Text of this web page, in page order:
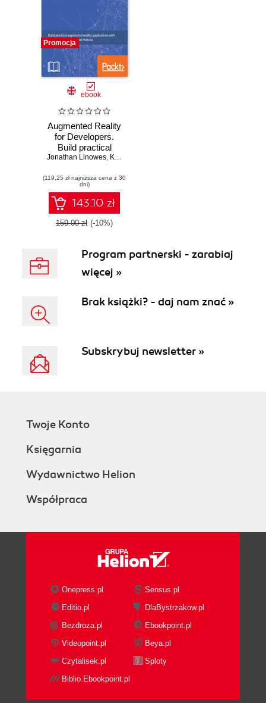
Promocja
ebook
Augmented Reality
for Developers.
Build practical
augmented reality
Unity, ARCore,
ARKit, and Vuforia
Jonathan Linowes, Krystian Babilinski
(119,25 zł najniższa cena z 30
dni)
143.10 zł
159.00 zł (-10%)
Program partnerski - zarabiaj
więcej »
Brak książki? - daj nam znać »
Subskrybuj newsletter »
Twoje Konto
Księgarnia
Wydawnictwo Helion
Współpraca
Onepress.pl
Sensus.pl
Editio.pl
DlaBystrzakow.pl
Bezdroza.pl
Ebookpoint.pl
Videopoint.pl
Beya.pl
Czytalisek.pl
Sploty
Biblio.Ebookpoint.pl